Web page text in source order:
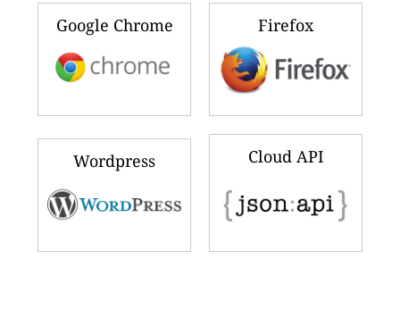
Google Chrome Firefox
Wordpress Cloud API